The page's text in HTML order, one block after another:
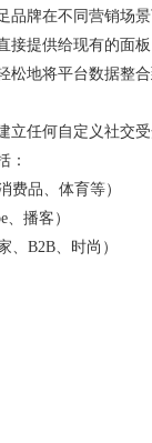
品牌在不同营销场
接提供给现有的面
松地将平台数据整
立任何自定义社交
：
费品、体育等）
播客）
、B2B、时尚）